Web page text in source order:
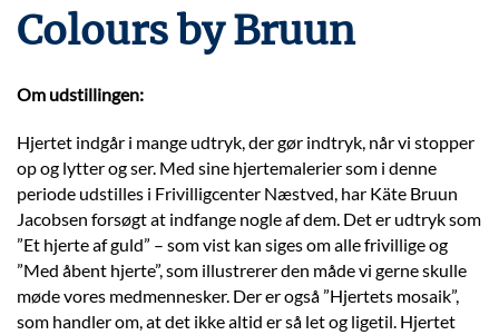
Colours by Bruun
Om udstillingen:
Hjertet indgår i mange udtryk, der gør indtryk, når vi stopper
op og lytter og ser. Med sine hjertemalerier som i denne
periode udstilles i Frivilligcenter Næstved, har Käte Bruun
Jacobsen forsøgt at indfange nogle af dem. Det er udtryk som
”Et hjerte af guld” – som vist kan siges om alle frivillige og
”Med åbent hjerte”, som illustrerer den måde vi gerne skulle
møde vores medmennesker. Der er også ”Hjertets mosaik”,
som handler om, at det ikke altid er så let og ligetil. Hjertet